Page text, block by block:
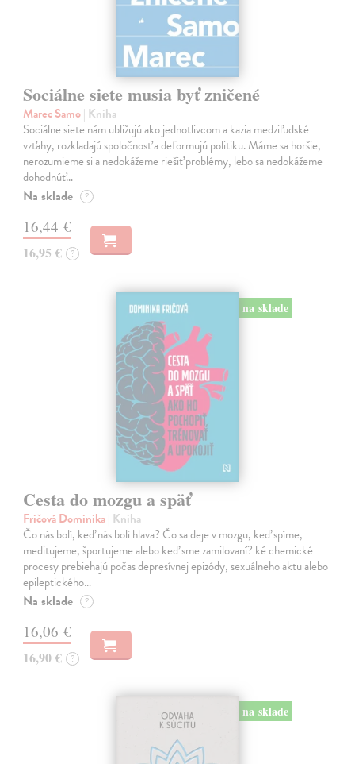
Sociálne siete musia byť zničené
Marec Samo| Kniha
Sociálne siete nám ubližujú ako jednotlivcom a kazia medziľudské
vzťahy, rozkladajú spoločnosť a deformujú politiku. Máme sa horšie,
nerozumieme si a nedokážeme riešiť problémy, lebo sa nedokážeme
dohodnúť…
Na sklade ?
16,44 €
16,95 € ?
na sklade
Cesta do mozgu a späť
Fričová Dominika| Kniha
Čo nás bolí, keď nás bolí hlava? Čo sa deje v mozgu, keď spíme,
meditujeme, športujeme alebo keď sme zamilovaní? ké chemické
procesy prebiehajú počas depresívnej epizódy, sexuálneho aktu alebo
epileptického…
Na sklade ?
16,06 €
16,90 € ?
na sklade